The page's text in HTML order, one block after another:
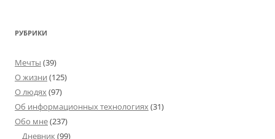
РУБРИКИ
Мечты (39)
О жизни (125)
О людях(97)
Об информационных технологиях(31)
Обо мне(237)
Дневник(99)